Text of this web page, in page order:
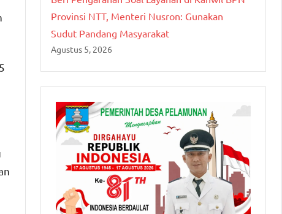
Provinsi NTT, Menteri Nusron: Gunakan
Sudut Pandang Masyarakat
Agustus 5, 2026